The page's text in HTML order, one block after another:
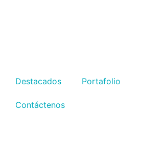
Destacados Portafolio
Contáctenos